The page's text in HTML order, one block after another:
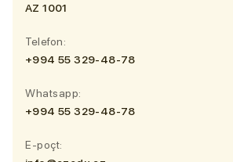
AZ 1001
Telefon:
+994 55 329-48-78
Whatsapp:
+994 55 329-48-78
E-poçt: